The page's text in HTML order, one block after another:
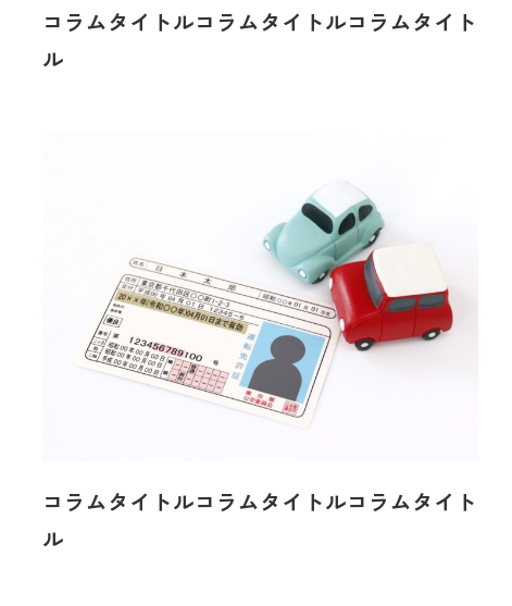
コラムタイトルコラムタイトルコラムタイト
ル
コラムタイトルコラムタイトルコラムタイト
ル